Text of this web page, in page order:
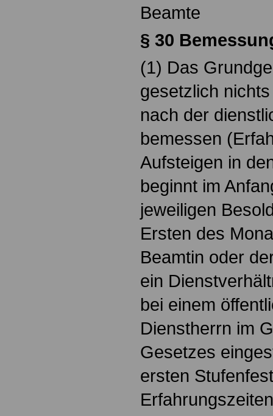
Beamte
§ 30
(1) Das
gesetzlich
nach der
bemessen
Aufsteigen in
beginnt im
jeweiligen
Ersten des
Beamtin oder
ein
bei einem
Dienstherrn im
Gesetzes
ersten